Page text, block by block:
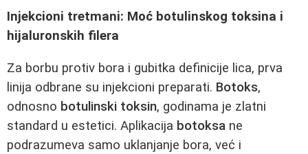
Injekcioni tretmani: Moć botulinskog toksina i
hijaluronskih filera
Za borbu protiv bora i gubitka definicije lica, prva
linija odbrane su injekcioni preparati. Botoks,
odnosno botulinski toksin, godinama je zlatni
standard u estetici. Aplikacija botoksa ne
podrazumeva samo uklanjanje bora, već i